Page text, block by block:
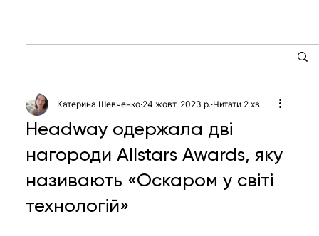
Headway одержала дві
нагороди Allstars Awards, яку
називають «Оскаром у світі
технологій»
Катерина Шевченко 24 жовт. 2023 р. Читати 2 хв